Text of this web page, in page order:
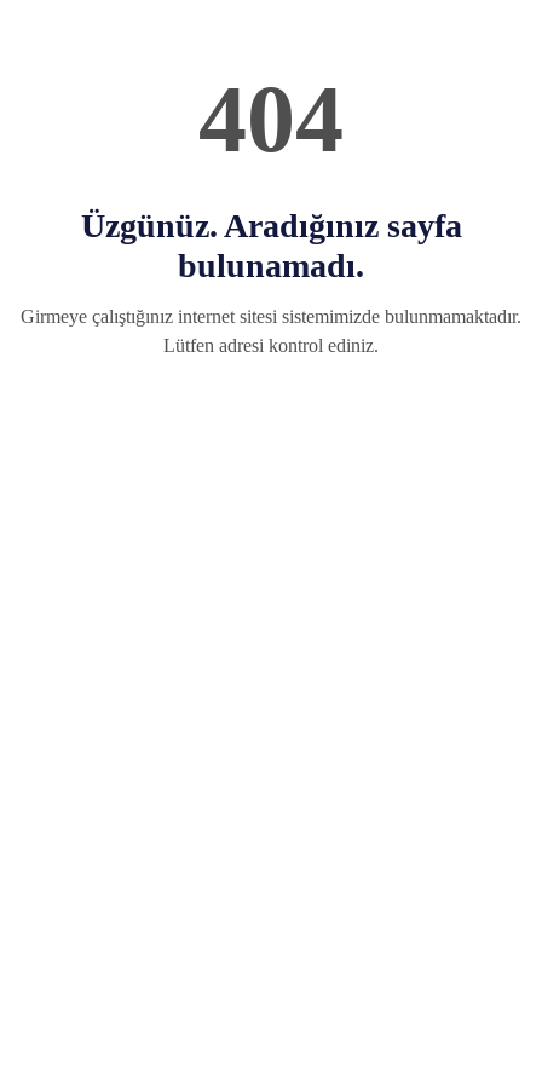
404
Üzgünüz. Aradığınız sayfa
bulunamadı.
Girmeye çalıştığınız internet sitesi sistemimizde bulunmamaktadır.
Lütfen adresi kontrol ediniz.